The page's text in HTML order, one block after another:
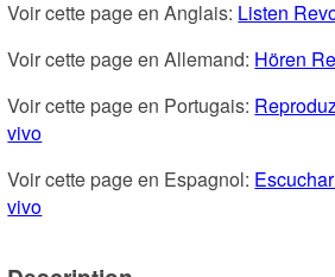
Voir cette page en Anglais: Listen
Voir cette page en Allemand: Hören
Voir cette page en Portugais:
vivo
Voir cette page en Espagnol:
vivo